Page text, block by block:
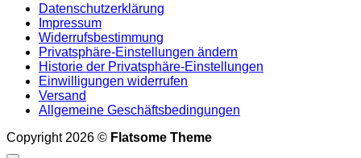
Datenschutzerklärung
Impressum
Widerrufsbestimmung
Privatsphäre-Einstellungen ändern
Historie der Privatsphäre-Einstellungen
Einwilligungen widerrufen
Versand
Allgemeine Geschäftsbedingungen
Copyright 2026 © Flatsome Theme